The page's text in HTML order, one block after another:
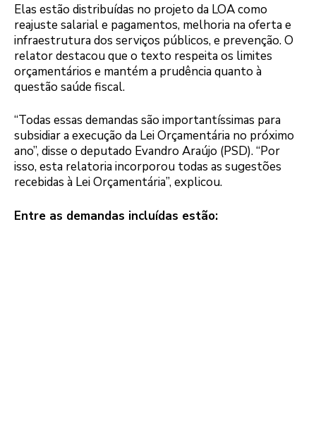
Elas estão distribuídas no projeto da LOA como
reajuste salarial e pagamentos, melhoria na oferta e
infraestrutura dos serviços públicos, e prevenção. O
relator destacou que o texto respeita os limites
orçamentários e mantém a prudência quanto à
questão saúde fiscal.
“Todas essas demandas são importantíssimas para
subsidiar a execução da Lei Orçamentária no próximo
ano”, disse o deputado Evandro Araújo (PSD). “Por
isso, esta relatoria incorporou todas as sugestões
recebidas à Lei Orçamentária”, explicou.
Entre as demandas incluídas estão: